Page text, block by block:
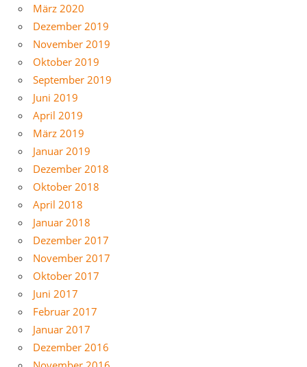
März 2020
Dezember 2019
November 2019
Oktober 2019
September 2019
Juni 2019
April 2019
März 2019
Januar 2019
Dezember 2018
Oktober 2018
April 2018
Januar 2018
Dezember 2017
November 2017
Oktober 2017
Juni 2017
Februar 2017
Januar 2017
Dezember 2016